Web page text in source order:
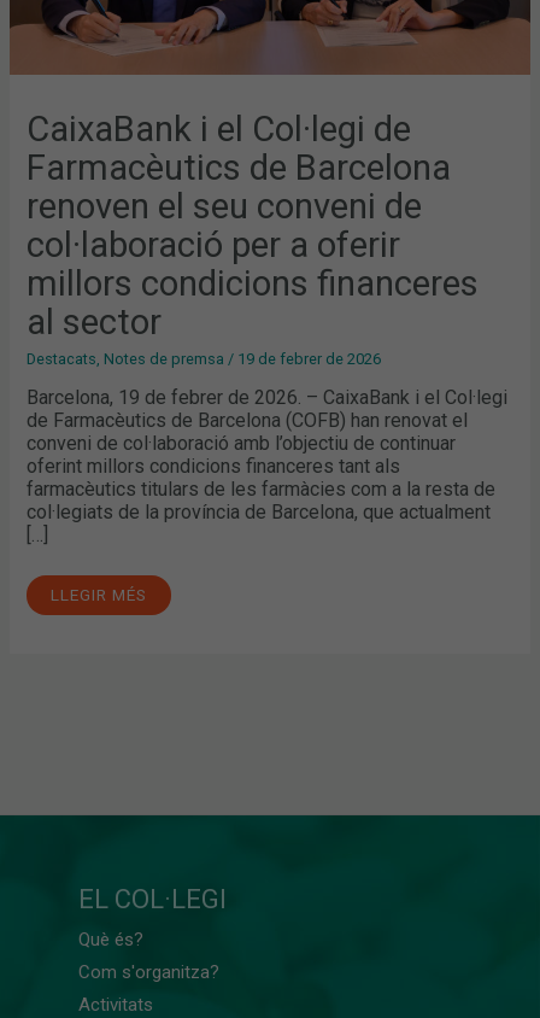
CaixaBank i el Col·legi de
Farmacèutics de Barcelona
renoven el seu conveni de
col·laboració per a oferir
millors condicions financeres
al sector
Destacats, Notes de premsa / 19 de febrer de 2026
Barcelona, 19 de febrer de 2026. – CaixaBank i el Col·legi
de Farmacèutics de Barcelona (COFB) han renovat el
conveni de col·laboració amb l’objectiu de continuar
oferint millors condicions financeres tant als
farmacèutics titulars de les farmàcies com a la resta de
col·legiats de la província de Barcelona, que actualment
[…]
MILLORS
CONDICIONS
FINANCERES
SECTOR
LLEGIR MÉS
EL COL·LEGI
Què és?
Com s'organitza?
Activitats